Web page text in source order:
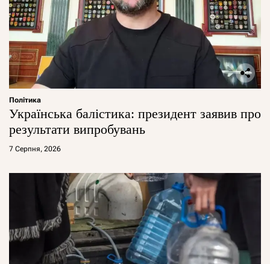
Політика
Українська балістика: президент заявив про
результати випробувань
7 Серпня, 2026